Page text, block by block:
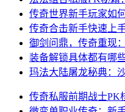
传奇世界新手玩家如
传奇合击新手快速上
御剑问鼎，传奇重现
装备解锁具体都有哪
玛法大陆屠龙秘典：
传奇私服前期战士PK